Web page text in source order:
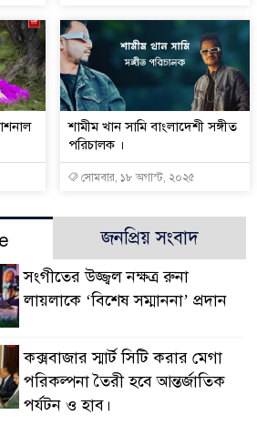
শামীম খান সামি বাংলাদেশী সঙ্গীত
পরিচালক ।
সোমবার, ১৮ অগাস্ট, ২০২৫
জনপ্রিয় সংবাদ
সংগীতের উজ্জ্বল নক্ষত্র রুনা
লায়লাকে ‘বিশেষ সম্মাননা’ প্রদান
কক্সবাজার স্মার্ট সিটি করার মেগা
পরিকল্পনা তৈরী হবে আন্তর্জাতিক
পর্যটন ও হাব।